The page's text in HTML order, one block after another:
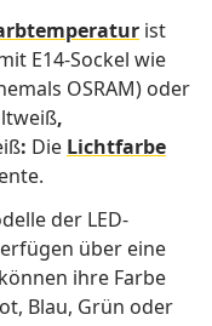
ist
E14-Sockel wie
OSRAM) oder
,
: Die Lichtfarbe
der LED-
über eine
ihre Farbe
Blau, Grün oder